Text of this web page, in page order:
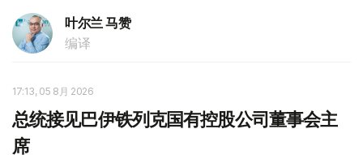
叶尔兰 马赞
编译
17:13, 05 8月 2026
总统接见巴伊铁列克国有控股公司董事会主
席